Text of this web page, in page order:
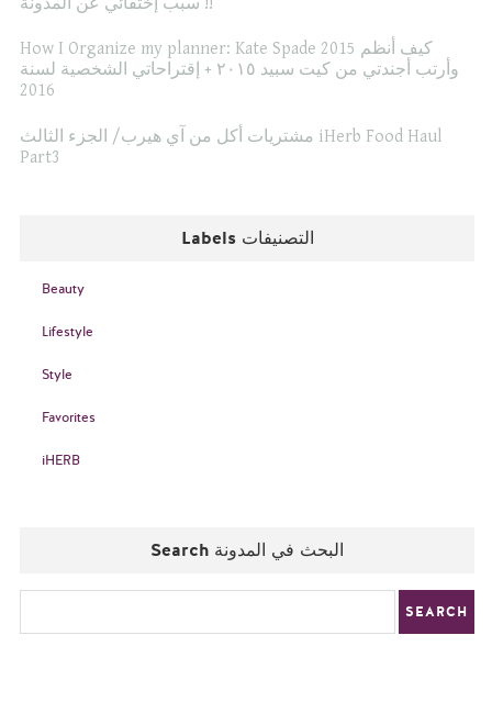
How I Organize my planner: Kate Spade 2015 كيف أنظم
وأرتب أجندتي من كيت سبيد ٢٠١٥ + إقتراحاتي الشخصية لسنة
2016
مشتريات أكل من آي هيرب/ الجزء الثالث iHerb Food Haul
Part3
Labels التصنيفات
Beauty
Lifestyle
Style
Favorites
iHERB
Search البحث في المدونة